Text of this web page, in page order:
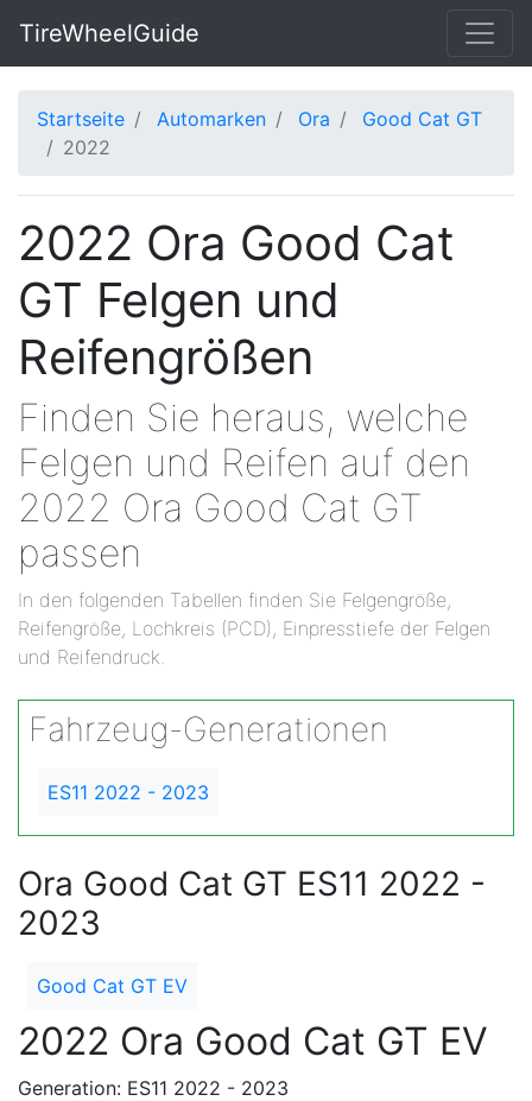
TireWheelGuide
Startseite Automarken Ora
Good Cat GT
2022
2022 Ora Good Cat
GT Felgen und
Reifengrößen
Finden Sie heraus, welche
Felgen und Reifen auf den
2022 Ora Good Cat GT
passen
In den folgenden Tabellen finden Sie Felgengröße,
Reifengröße, Lochkreis (PCD), Einpresstiefe der Felgen
und Reifendruck.
Fahrzeug-Generationen
ES11 2022 - 2023
Ora Good Cat GT ES11 2022 -
2023
Good Cat GT EV
2022 Ora Good Cat GT EV
Generation: ES11 2022 - 2023